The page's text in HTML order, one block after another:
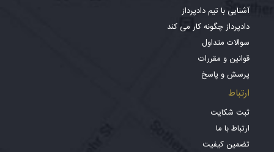
آشنایی با تیم دادپرداز
دادپرداز چگونه کار می کند
سوالات متداول
قوانین و مقررات
پرسش و پاسخ
ارتباط
ثبت شکایت
ارتباط با ما
تضمین کیفیت